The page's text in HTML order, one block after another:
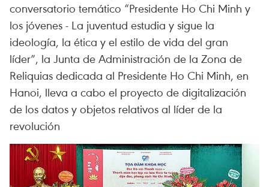
conversatorio temático “Presidente Ho Chi Minh y
los jóvenes - La juventud estudia y sigue la
ideología, la ética y el estilo de vida del gran
líder”, la Junta de Administración de la Zona de
Reliquias dedicada al Presidente Ho Chi Minh, en
Hanoi, lleva a cabo el proyecto de digitalización
de los datos y objetos relativos al líder de la
revolución